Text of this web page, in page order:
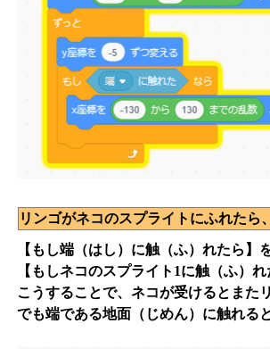
リンゴがネコのスプライトにふれたら、
【もし端（はし）に触（ふ）れたら】
【もしネコのスプライト1に触（ふ）
こうすることで、ネコが受けるとまた
でも端である地面（じめん）に触れる